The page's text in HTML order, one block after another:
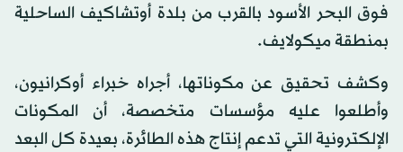
فوق البحر الأسود بالقرب من بلدة أوتشاكيف الساحلية
بمنطقة ميكولايف.
وكشف تحقيق عن مكوناتها، أجراه خبراء أوكرانيون،
وأطلعوا عليه مؤسسات متخصصة، أن المكونات
الإلكترونية التي تدعم إنتاج هذه الطائرة، بعيدة كل البعد